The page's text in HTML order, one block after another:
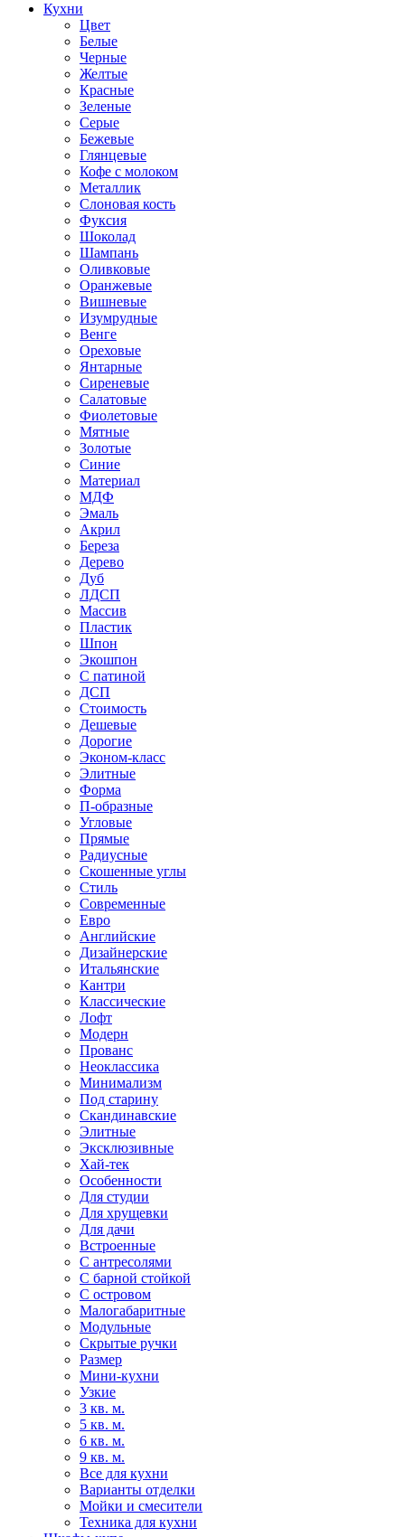
Кухни
Цвет
Белые
Черные
Желтые
Красные
Зеленые
Серые
Бежевые
Глянцевые
Кофе с молоком
Металлик
Слоновая кость
Фуксия
Шоколад
Шампань
Оливковые
Оранжевые
Вишневые
Изумрудные
Венге
Ореховые
Янтарные
Сиреневые
Салатовые
Фиолетовые
Мятные
Золотые
Синие
Материал
МДФ
Эмаль
Акрил
Береза
Дерево
Дуб
ЛДСП
Массив
Пластик
Шпон
Экошпон
С патиной
ДСП
Стоимость
Дешевые
Дорогие
Эконом-класс
Элитные
Форма
П-образные
Угловые
Прямые
Радиусные
Скошенные углы
Стиль
Современные
Евро
Английские
Дизайнерские
Итальянские
Кантри
Классические
Лофт
Модерн
Прованс
Неоклассика
Минимализм
Под старину
Скандинавские
Элитные
Эксклюзивные
Хай-тек
Особенности
Для студии
Для хрущевки
Для дачи
Встроенные
С антресолями
С барной стойкой
С островом
Малогабаритные
Модульные
Скрытые ручки
Размер
Мини-кухни
Узкие
3 кв. м.
5 кв. м.
6 кв. м.
9 кв. м.
Все для кухни
Варианты отделки
Мойки и смесители
Техника для кухни